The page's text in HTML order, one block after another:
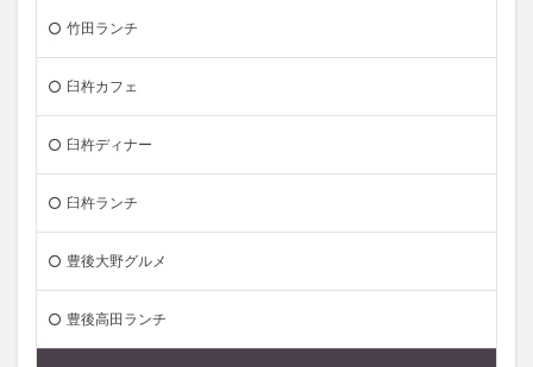
竹田ランチ
臼杵カフェ
臼杵ディナー
臼杵ランチ
豊後大野グルメ
豊後高田ランチ